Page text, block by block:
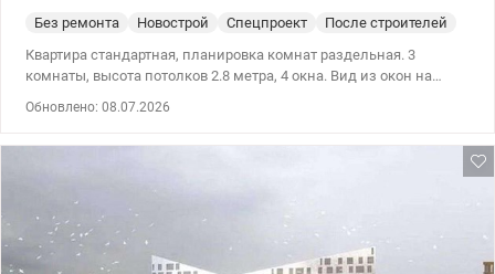
Без ремонта Новострой Спецпроект
После строителей
Квартира стандартная, планировка комнат раздельная. 3
комнаты, высота потолков 2.8 метра, 4 окна. Вид из окон на
и садик. А также мини маркеты, кафе, аптеки, салоны красоты,
ветклиника. Рядом набережная Днепра, до метро Почтовая и
Контрактовая площади 10 минут автомобилем. т.044 200 10 80
Valion.ua/1107651
Обновлено: 08.07.2026